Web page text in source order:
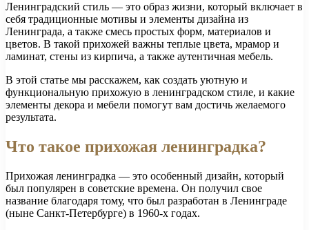
Ленинградский стиль — это образ жизни, который включает в
себя традиционные мотивы и элементы дизайна из
Ленинграда, а также смесь простых форм, материалов и
цветов. В такой прихожей важны теплые цвета, мрамор и
ламинат, стены из кирпича, а также аутентичная мебель.
В этой статье мы расскажем, как создать уютную и
функциональную прихожую в ленинградском стиле, и какие
элементы декора и мебели помогут вам достичь желаемого
результата.
Что такое прихожая ленинградка?
Прихожая ленинградка — это особенный дизайн, который
был популярен в советские времена. Он получил свое
название благодаря тому, что был разработан в Ленинграде
(ныне Санкт-Петербурге) в 1960-х годах.